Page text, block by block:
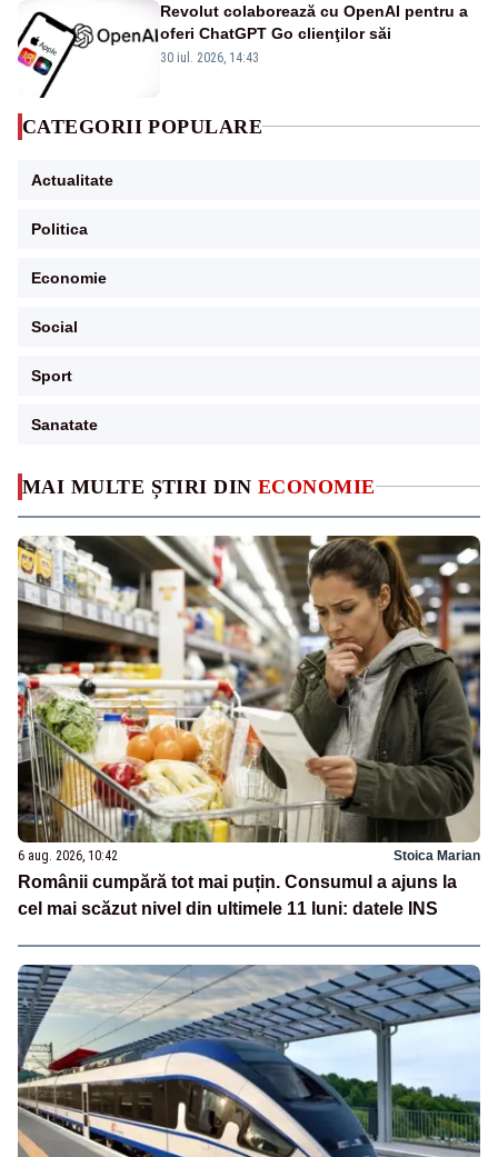
MAI MULTE ȘTIRI DIN ECONOMIE
6 aug. 2026, 10:42 Stoica Marian
Românii cumpără tot mai puțin. Consumul a ajuns la
cel mai scăzut nivel din ultimele 11 luni: datele INS
Revolut colaborează cu OpenAI pentru a
oferi ChatGPT Go clienţilor săi
30 iul. 2026, 14:43
CATEGORII POPULARE
Actualitate
Politica
Economie
Social
Sport
Sanatate